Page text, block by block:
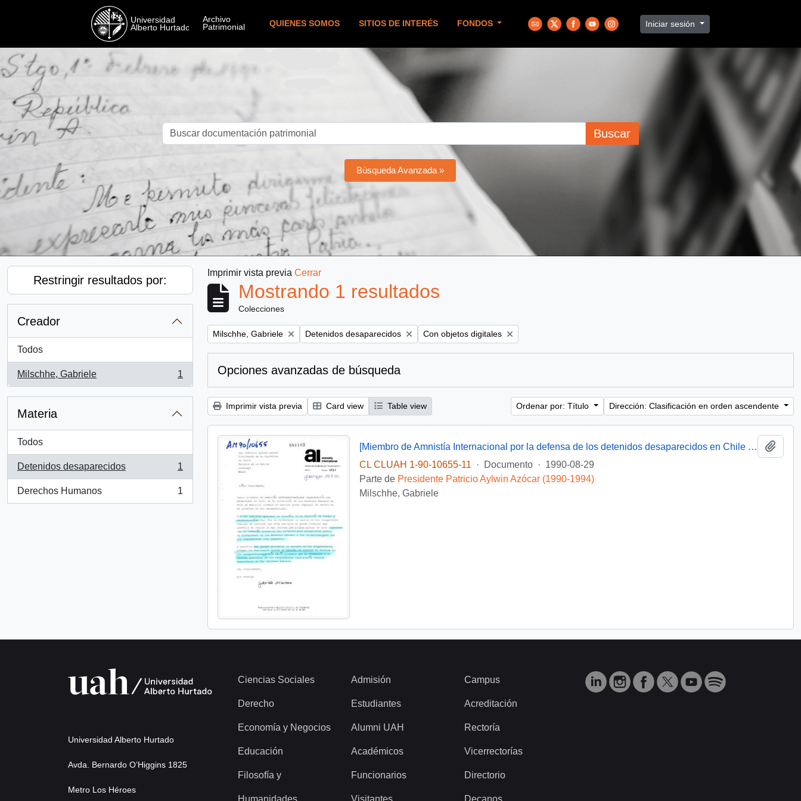
QUIENES SOMOS SITIOS DE INTERÉS FONDOS Iniciar sesión
Buscar
Búsqueda Avanzada »
Restringir resultados por:
Creador
Todos
Milschhe, Gabriele
, 1 resultados
1
Materia
Todos
Detenidos desaparecidos
, 1 resultados
1
Derechos Humanos
, 1 resultados
1
Imprimir vista previa Cerrar
Mostrando 1 resultados
Colecciones
Remove filter:
Milschhe, Gabriele Remove filter:
Detenidos desaparecidos Remove filter:
Con objetos digitales
Opciones avanzadas de búsqueda
Imprimir vista previa Card view Table view Ordenar por: Título Dirección: Clasificación en orden ascendente
[Miembro de Amnistía Internacional por la defensa de los detenidos desaparecidos en Chile felicita por la creación de la Comisión de de Verdad y Reconciliación]
CL CLUAH 1-90-10655-11
· Documento · 1990-08-29
Parte de Presidente Patricio Aylwin Azócar (1990-1994)
Milschhe, Gabriele
Universidad Alberto Hurtado
Avda. Bernardo O’Higgins 1825
Metro Los Héroes
Ciencias Sociales
Derecho
Economía y Negocios
Educación
Filosofía y
Humanidades
Admisión
Estudiantes
Alumni UAH
Académicos
Funcionarios
Visitantes
Campus
Acreditación
Rectoría
Vicerrectorías
Directorio
Decanos